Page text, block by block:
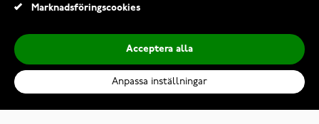
Lykken Pearls snurrig silverpärlring
605,00 Kr
Marknadsföringscookies
Acceptera alla
Anpassa inställningar